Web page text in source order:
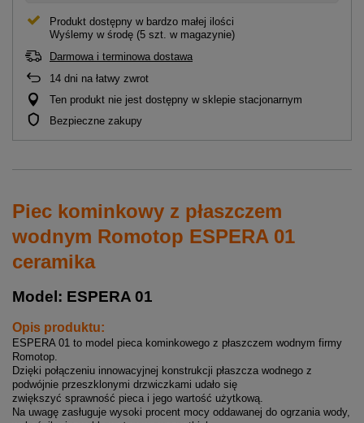
Produkt dostępny w bardzo małej ilości
Wyślemy w środę (5 szt. w magazynie)
Darmowa i terminowa dostawa
14 dni na łatwy zwrot
Ten produkt nie jest dostępny w sklepie stacjonarnym
Bezpieczne zakupy
Piec kominkowy z płaszczem
wodnym Romotop ESPERA 01
ceramika
Model: ESPERA 01
Opis produktu:
ESPERA 01 to model pieca kominkowego z płaszczem wodnym firmy
Romotop.
Dzięki połączeniu innowacyjnej konstrukcji płaszcza wodnego z
podwójnie przeszklonymi drzwiczkami udało się
zwiększyć sprawność pieca i jego wartość użytkową.
Na uwagę zasługuje wysoki procent mocy oddawanej do ogrzania wody,